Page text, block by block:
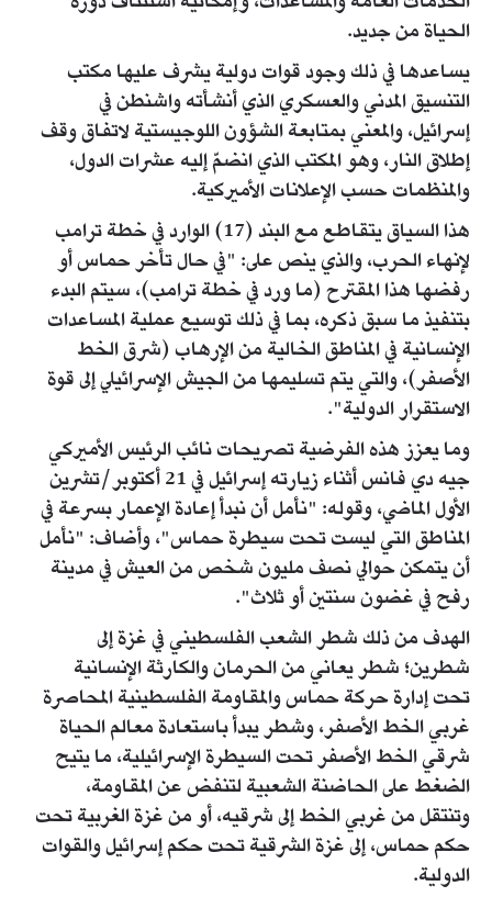
الحياة من جديد.
يساعدها في ذلك وجود قوات دولية يشرف عليها مكتب
التنسيق المدني والعسكري الذي أنشأته واشنطن في
إسرائيل، والمعني بمتابعة الشؤون اللوجيستية لاتفاق وقف
إطلاق النار، وهو المكتب الذي انضمّ إليه عشرات الدول،
والمنظمات حسب الإعلانات الأميركية.
هذا السياق يتقاطع مع البند (17) الوارد في خطة ترامب
لإنهاء الحرب، والذي ينص على: "في حال تأخر حماس أو
رفضها هذا المقترح (ما ورد في خطة ترامب)، سيتم البدء
بتنفيذ ما سبق ذكره، بما في ذلك توسيع عملية المساعدات
الإنسانية في المناطق الخالية من الإرهاب (شرق الخط
الأصفر)، والتي يتم تسليمها من الجيش الإسرائيلي إلى قوة
الاستقرار الدولية".
وما يعزز هذه الفرضية تصريحات نائب الرئيس الأميركي
جيه دي فانس أثناء زيارته إسرائيل في 21 أكتوبر/تشرين
الأول الماضي، وقوله: "نأمل أن نبدأ إعادة الإعمار بسرعة في
المناطق التي ليست تحت سيطرة حماس"، وأضاف: "نأمل
أن يتمكن حوالي نصف مليون شخص من العيش في مدينة
رفح في غضون سنتين أو ثلاث".
الهدف من ذلك شطر الشعب الفلسطيني في غزة إلى
شطرين؛ شطر يعاني من الحرمان والكارثة الإنسانية
تحت إدارة حركة حماس والمقاومة الفلسطينية المحاصرة
غربي الخط الأصفر، وشطر يبدأ باستعادة معالم الحياة
شرقي الخط الأصفر تحت السيطرة الإسرائيلية، ما يتيح
الضغط على الحاضنة الشعبية لتنفض عن المقاومة،
وتنتقل من غربي الخط إلى شرقيه، أو من غزة الغربية تحت
حكم حماس، إلى غزة الشرقية تحت حكم إسرائيل والقوات
الدولية.